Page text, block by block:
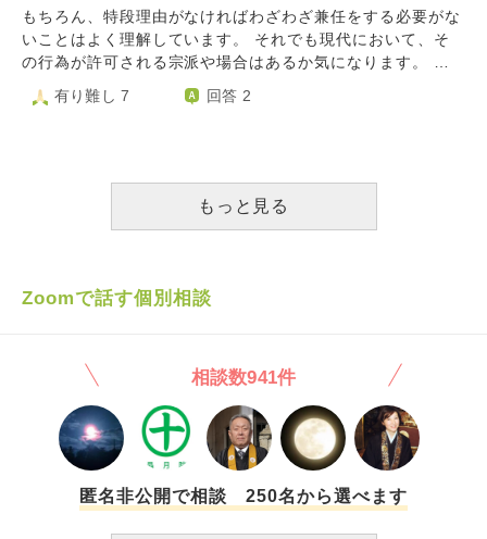
り合いをつければよいでしょうか。 アドバイスをいただけ
ますとありがたいです。 よろしくお願いいたします。
もちろん、特段理由がなければわざわざ兼任をする必要がな
いことはよく理解しています。 それでも現代において、そ
の行為が許可される宗派や場合はあるか気になります。 回
答いただければ幸いです。
有り難し 7 回答 2
もっと見る
Zoomで話す個別相談
相談数941件
匿名非公開で相談 250名から選べます